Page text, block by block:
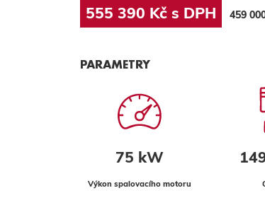
555 390 Kč s DPH 459
PARAMETRY
75 kW
Výkon spalovacího motoru